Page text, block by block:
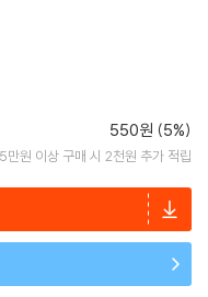
550원 (5%)
5만원 이상 구매 시 2천원 추가 적립